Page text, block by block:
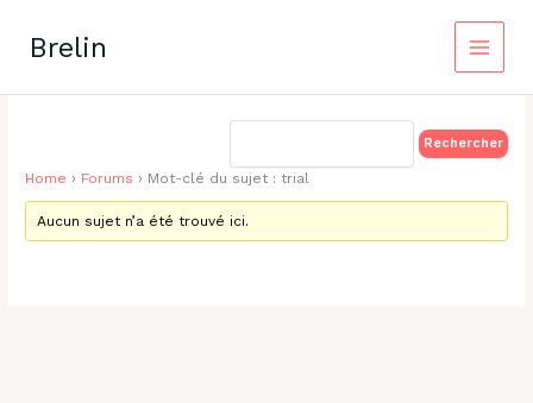
contenuBrelin
Home › Forums › Mot-clé du sujet : trial
Aucun sujet n’a été trouvé ici.